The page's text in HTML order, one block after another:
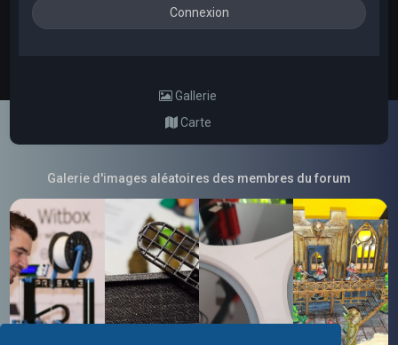
Gallerie
Carte
Galerie d'images aléatoires des membres du forum